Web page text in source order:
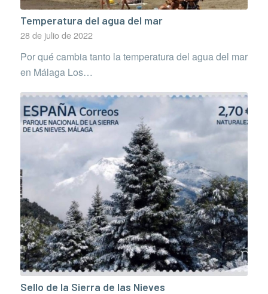
Temperatura del agua del mar
28 de julio de 2022
Por qué cambia tanto la temperatura del agua del mar
en Málaga Los…
Sello de la Sierra de las Nieves